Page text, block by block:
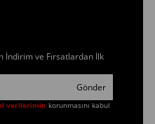
İndirim ve Fırsatlardan İlk
Gönder
verilerimin korunmasını kabul